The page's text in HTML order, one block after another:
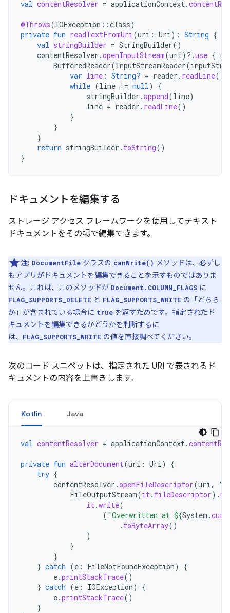
val contentResolver = applicationContext.
@Throws(IOException ::class)
private fun readTextFromUri(uri : Uri): String {
val stringBuilder = StringBuilder()
contentResolver .openInputStream(uri) ?.use {
BufferedReader(InputStreamReader(
var line : String? = reader . readLine()
while (line != null)
{
stringBuilder .append(line)
line = reader . readLine()
}
}
}
return stringBuilder . toString()
}
ドキュメントを編集する
ストレージ アクセス フレームワークを使用してテキスト
ドキュメントをその場で編集できます。
注: DocumentFile クラスの canWrite() メソッドは、必ずし
もアプリがドキュメントを編集できることを示すものではありま
せん。これは、このメソッドが Document.COLUMN_FLAGS に
FLAG_SUPPORTS_DELETE と FLAG_SUPPORTS_WRITE の「どちら
か」 が含まれている場合に true を返すためです。指定されたド
キュメントを編集できるかどうかを判断するに
は、
FLAG_SUPPORTS_WRITE の値を直接調べてください。
次のコード スニペットは、指定された URI で表されるド
キュメントの内容を上書きします。
Kotlin Java
val contentResolver = applicationContext.
private fun alterDocument(uri : Uri)
{
try {
contentResolver .openFileDescriptor(uri,
FileOutputStream(it. fileDescriptor).
it.write(
( "Overwritten at ${System .
. toByteArray()
)
}
}
} catch (e : FileNotFoundException)
{
e.printStackTrace()
} catch (e : IOException)
{
e.printStackTrace()
}